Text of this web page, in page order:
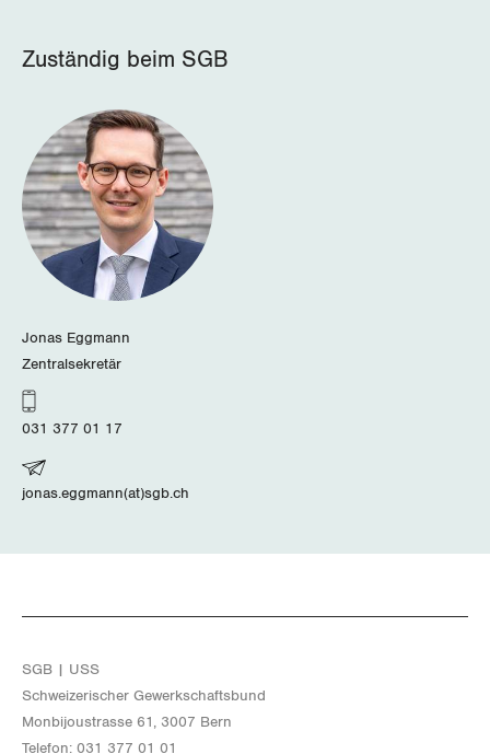
Zuständig beim SGB
Jonas Eggmann
Zentralsekretär
031 377 01 17
jonas.eggmann(at)sgb.ch
SGB | USS
Schwei­ze­ri­scher Ge­werk­schafts­bund
Mon­bi­joustras­se 61, 3007 Bern
Te­le­fon: 031 377 01 01